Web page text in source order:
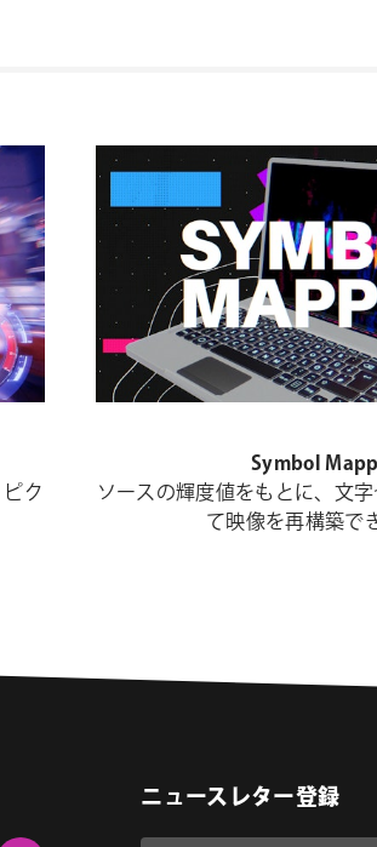
ク
Symbol
ソースの輝度値をもとに、文
て映像を再構築で
ニュースレター登録